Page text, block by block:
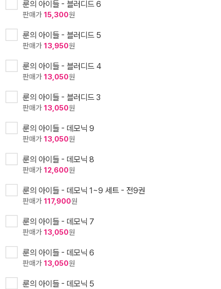
룬의 아이들 - 블러디드 6
판매가 15,300원
룬의 아이들 - 블러디드 5
판매가 13,950원
룬의 아이들 - 블러디드 4
판매가 13,050원
룬의 아이들 - 블러디드 3
판매가 13,050원
룬의 아이들 - 데모닉 9
판매가 13,050원
룬의 아이들 - 데모닉 8
판매가 12,600원
룬의 아이들 - 데모닉 1~9 세트 - 전9권
판매가 117,900원
룬의 아이들 - 데모닉 7
판매가 13,050원
룬의 아이들 - 데모닉 6
판매가 13,050원
룬의 아이들 - 데모닉 5